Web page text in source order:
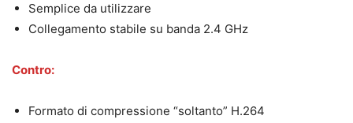
Semplice da utilizzare
Collegamento stabile su banda 2.4 GHz
Contro:
Formato di compressione “soltanto” H.264